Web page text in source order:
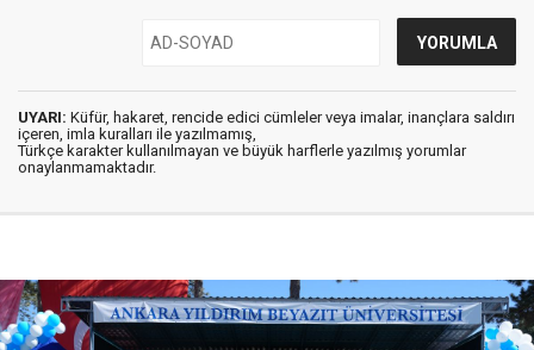
UYARI: Küfür, hakaret, rencide edici cümleler veya imalar, inançlara saldırı
içeren, imla kuralları ile yazılmamış,
Türkçe karakter kullanılmayan ve büyük harflerle yazılmış yorumlar
onaylanmamaktadır.